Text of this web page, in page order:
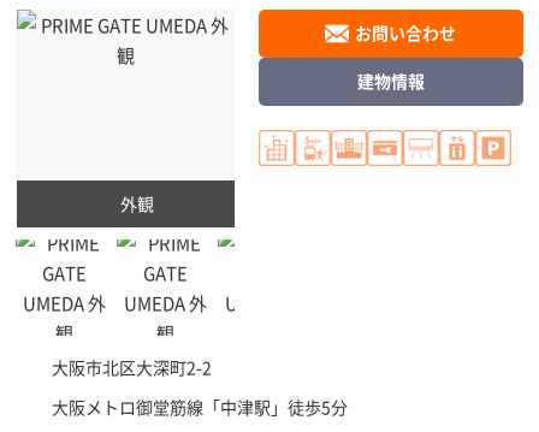
外観
大阪市北区大深町2-2
大阪メトロ御堂筋線「中津駅 」徒歩5分
お問い合わせ
建物情報